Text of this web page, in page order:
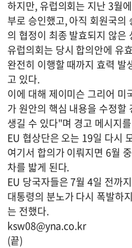
하지만, 유럽의회는 지난 3월
부로 승인했고, 아직 회원국의
의 협정이 최종 발효되지 않은
유럽의회는 당시 합의안에 유
완전히 이행할 때까지 효력
고 있다.
이에 대해 제이미슨 그리어
가 원안의 핵심 내용을 수정할
생길 수 있다"며 경고 메시지
EU 협상단은 오는 19일 다시
여기서 합의가 이뤄지면 6월
차를 밟게 된다.
EU 당국자들은 7월 4일 전까
대통령의 분노가 다시 폭발하
는 전했다.
ksw08@yna.co.kr
(끝)